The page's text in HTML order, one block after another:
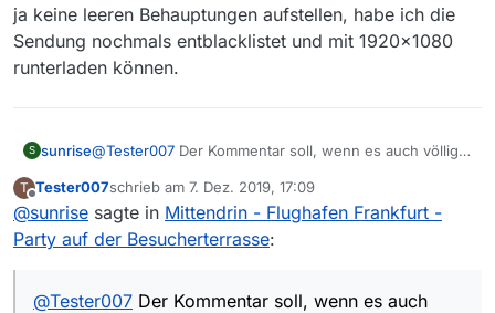
ja keine leeren Behauptungen aufstellen, habe ich die
Sendung nochmals entblacklistet und mit 1920x1080
runterladen können.
S sunrise@Tester007 Der Kommentar soll, wenn es auch völlig
man der Sache zuerst sorgfältig nachgeht, und erst
dann im Forum meldet, wenn man ganz sicher ist, dass
man einen Fehler gefunden hat.
T
Offline
Tester007schrieb am 7. Dez. 2019, 17:09
zuletzt editiert von
@sunrise sagte in Mittendrin - Flughafen Frankfurt -
Party auf der Besucherterrasse:
@Tester007 Der Kommentar soll, wenn es auch